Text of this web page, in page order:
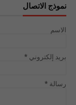
نموذج الاتصال
الاسم
بريد إلكتروني *
رسالة *